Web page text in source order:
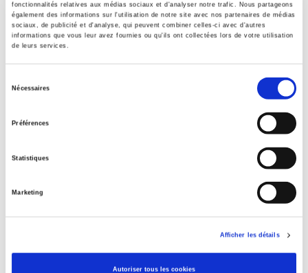
fonctionnalités relatives aux médias sociaux et d'analyser notre trafic. Nous partageons
également des informations sur l'utilisation de notre site avec nos partenaires de médias
sociaux, de publicité et d'analyse, qui peuvent combiner celles-ci avec d'autres
informations que vous leur avez fournies ou qu'ils ont collectées lors de votre utilisation
de leurs services.
Nécessaires
Préférences
Statistiques
Marketing
Afficher les détails
Autoriser tous les cookies
Spécifications
Éditeur
Internet Hierarchy>Monde & sociétés>Amérique du Nord
Internet Hierarchy>Domaines>Santé